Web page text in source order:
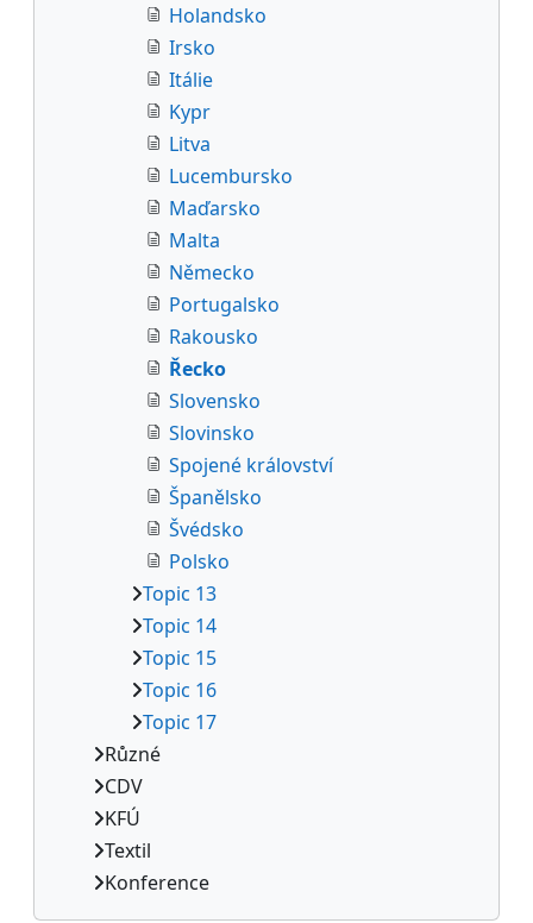
Holandsko
Irsko
Itálie
Kypr
Litva
Lucembursko
Maďarsko
Malta
Německo
Portugalsko
Rakousko
Řecko
Slovensko
Slovinsko
Spojené království
Španělsko
Švédsko
Polsko
Topic 13
Topic 14
Topic 15
Topic 16
Topic 17
Různé
CDV
KFÚ
Textil
Konference